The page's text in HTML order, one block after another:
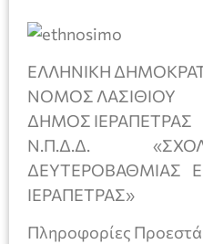
ΕΛΛΗΝΙΚΗ
ΝΟΜΟΣ ΛΑΣΙΘΙΟΥ
ΔΗΜΟΣ ΙΕΡΑΠΕΤΡΑΣ
Ν.Π.Δ.Δ.
ΔΕΥΤΕΡΟΒΑΘΜΙΑΣ
ΙΕΡΑΠΕΤΡΑΣ»
Πληροφορίες